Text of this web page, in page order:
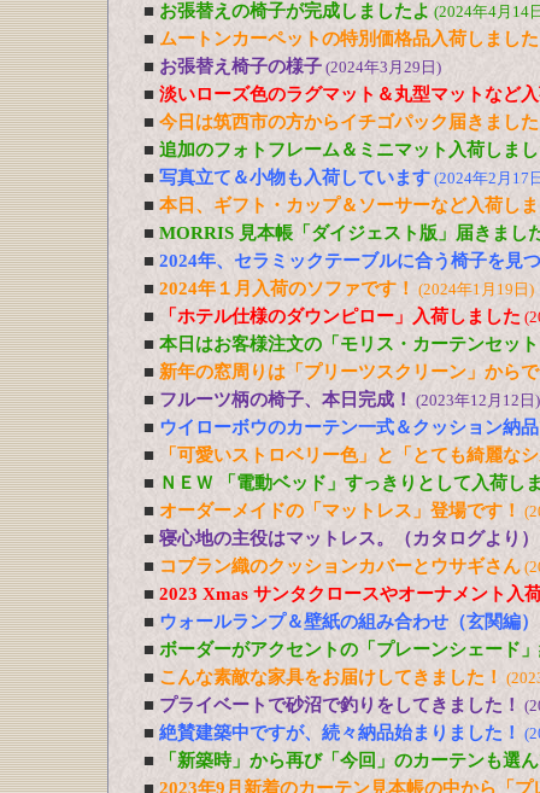
■ お張替えの椅子が完成しましたよ (2024年4月14
■ ムートンカーペットの特別価格品入荷しました
■ お張替え椅子の様子 (2024年3月29日)
■ 淡いローズ色のラグマット＆丸型マットなど
■ 今日は筑西市の方からイチゴパック届きました
■ 追加のフォトフレーム＆ミニマット入荷しま
■ 写真立て＆小物も入荷しています (2024年2月17
■ 本日、ギフト・カップ＆ソーサーなど入荷し
■ MORRIS 見本帳「ダイジェスト版」届きまし
■ 2024年、セラミックテーブルに合う椅子を見
■ 2024年１月入荷のソファです！ (2024年1月19日)
■ 「ホテル仕様のダウンピロー」入荷しました
■ 本日はお客様注文の「モリス・カーテンセッ
■ 新年の窓周りは「プリーツスクリーン」から
■ フルーツ柄の椅子、本日完成！ (2023年12月12日)
■ ウイローボウのカーテン一式＆クッション納
■
「可愛いストロベリー色」と「とても綺麗な
■ ＮＥＷ 「電動ベッド」すっきりとして入荷し
■ オーダーメイドの「マットレス」登場です！
■ 寝心地の主役はマットレス。（カタログより）
■ コブラン織のクッションカバーとウサギさん
■ 2023 Xmas サンタクロースやオーナメント入
■ ウォールランプ＆壁紙の組み合わせ（玄関編）
■ ボーダーがアクセントの「プレーンシェード
■ こんな素敵な家具をお届けしてきました！
■ プライベートで砂沼で釣りをしてきました！
■ 絶賛建築中ですが、続々納品始まりました！
■
「新築時」から再び「今回」のカーテンも選
■ 2023年9月新着のカーテン見本帳の中から「